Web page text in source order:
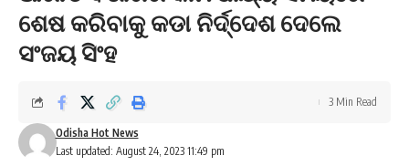
ଶେଷ କରିବାକୁ କଡା ନିର୍ଦ୍ଦେଶ ଦେଲେ
ସଂଜୟ ସିଂହ
Last updated: August 24, 2023 11:49 pm
Odisha Hot News
3 Min Read